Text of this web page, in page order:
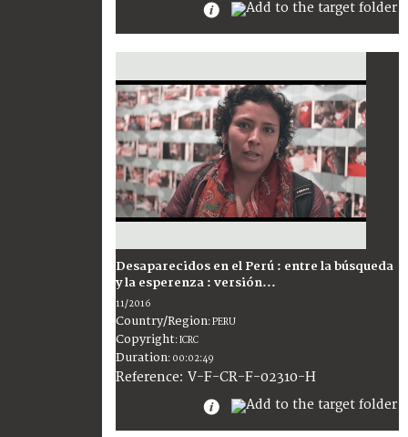
Desaparecidos en el Perú : entre la búsqueda
y la esperenza : versión...
11/2016
Country/Region:PERU
Copyright:ICRC
Duration: 00:02:49
Reference: V-F-CR-F-02310-H